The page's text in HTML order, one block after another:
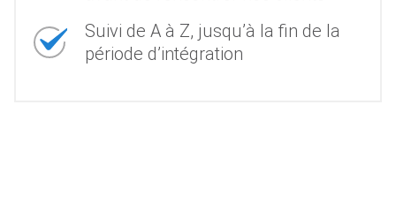
Suivi de A à Z, jusqu’à la fin de la
période d’intégration